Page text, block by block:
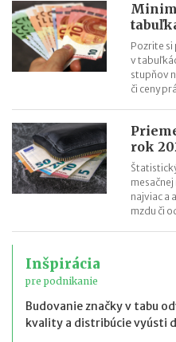
Pozrite si
v
stupňov
či ceny
rok
mesačnej
najviac a
mzdu či
Inšpirácia
pre podnikanie
Budovanie značky v tabu
kvality a distribúcie vyústi